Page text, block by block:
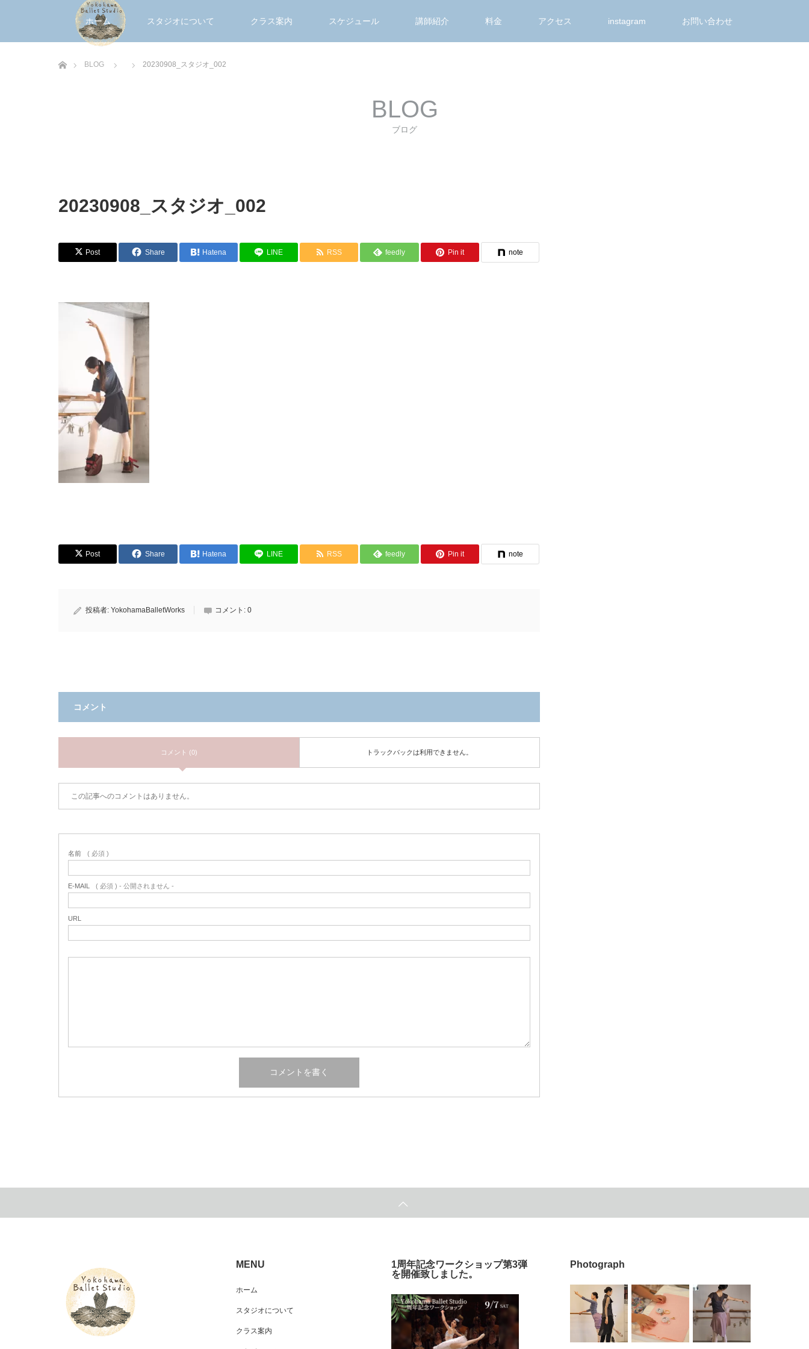
ホーム スタジオについて クラス案内 スケジュール 講師紹介 料金 アクセス instagram お問い合わせ
BLOG 20230908_スタジオ_002
BLOG
ブログ
20230908_スタジオ_002
Post Share Hatena LINE RSS feedly Pin it note
Post Share Hatena LINE RSS feedly Pin it note
投稿者: YokohamaBalletWorks コメント: 0
コメント
コメント (0) トラックバックは利用できません。
この記事へのコメントはありません。
名前 ( 必須 )
E-MAIL ( 必須 ) - 公開されません -
URL
MENU
ホーム
スタジオについて
クラス案内
1周年記念ワークショップ第3弾
を開催致しました。
Photograph